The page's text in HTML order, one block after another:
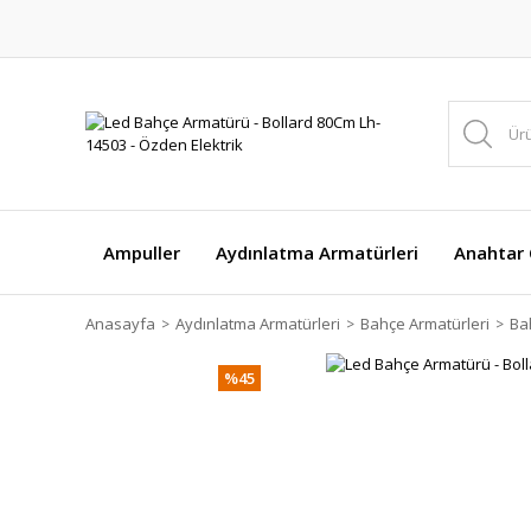
Ampuller Aydınlatma Armatürleri Anahtar
Anasayfa Aydınlatma Armatürleri Bahçe Armatürleri
%45